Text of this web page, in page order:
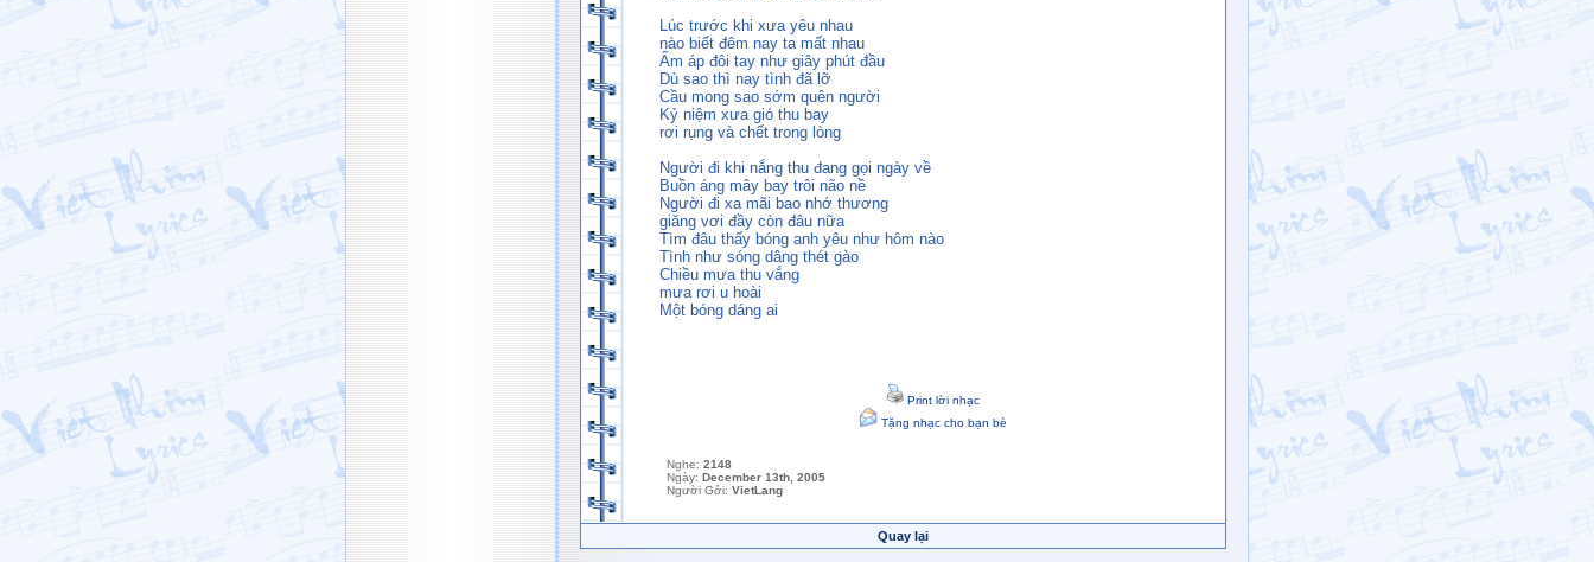
Lúc trước khi xưa yêu nhau
nào biết đêm nay ta mất nhau
Ấm áp đôi tay như giây phút đầu
Dù sao thì nay tình đã lỡ
Cầu mong sao sớm quên người
Kỷ niệm xưa gió thu bay
rơi rụng và chết trong lòng
Người đi khi nắng thu đang gọi ngày về
Buồn áng mây bay trôi não nề
Người đi xa mãi bao nhớ thương
giăng vơi đầy còn đâu nữa
Tìm đâu thấy bóng anh yêu như hôm nào
Tình như sóng dâng thét gào
Chiều mưa thu vắng
mưa rơi u hoài
Một bóng dáng ai
Print lời nhạc
Tặng nhạc cho bạn bè
Nghe: 2148
Ngày: December 13th, 2005
Người Gởi: VietLang
Quay lại